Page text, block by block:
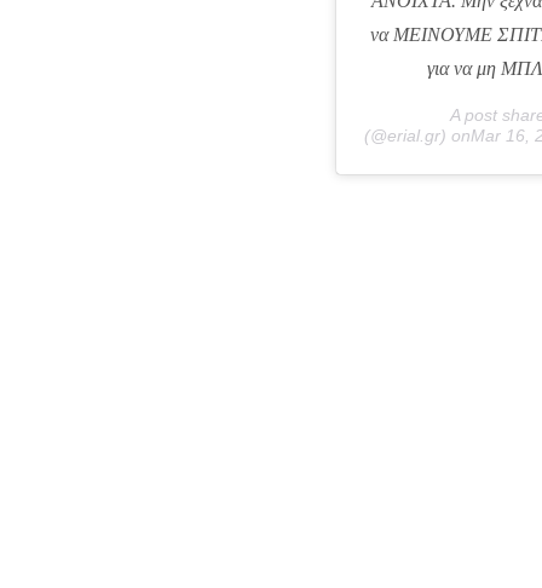
να ΜΕΙΝΟΥΜΕ
για να μη
A post
(@erial.gr) onMar 16,